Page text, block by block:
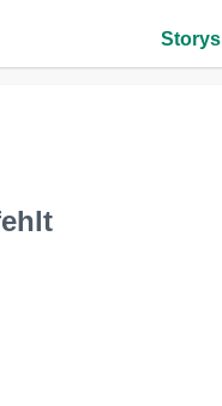
Storys